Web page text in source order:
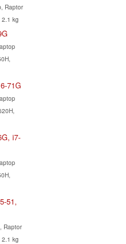
Raptor
kg
71G
i7-
51,
Raptor
kg